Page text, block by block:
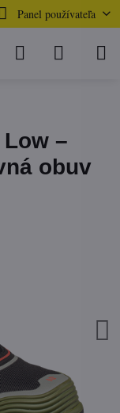
Panel používateľa
Low –
obuv